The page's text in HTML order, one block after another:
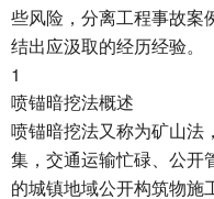
些风险，分离工程事故案
结出应汲取的经历经验。
1
喷锚暗挖法概述
喷锚暗挖法又称为矿山法
集，交通运输忙碌、公开
的城镇地域公开构筑物施